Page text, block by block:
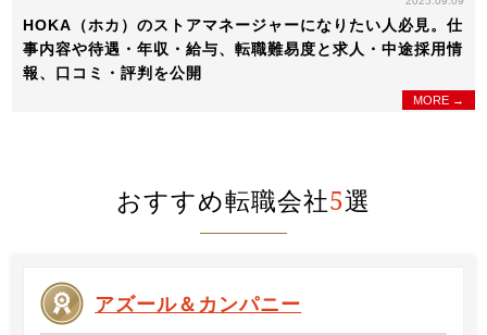
HOKA（ホカ）のストアマネージャーになりたい人必見。仕
事内容や待遇・年収・給与、転職難易度と求人・中途採用情
報、口コミ・評判を公開
MORE →
おすすめ転職会社5選
アズール＆カンパニー